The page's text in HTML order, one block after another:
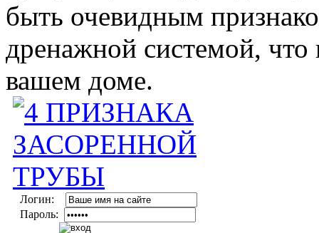
быть очевидным
дренажной системой, что
вашем доме.
Логин:
Пароль: